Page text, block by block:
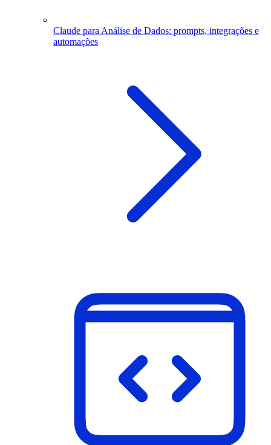
Claude para Análise de Dados: prompts, integrações e
automações